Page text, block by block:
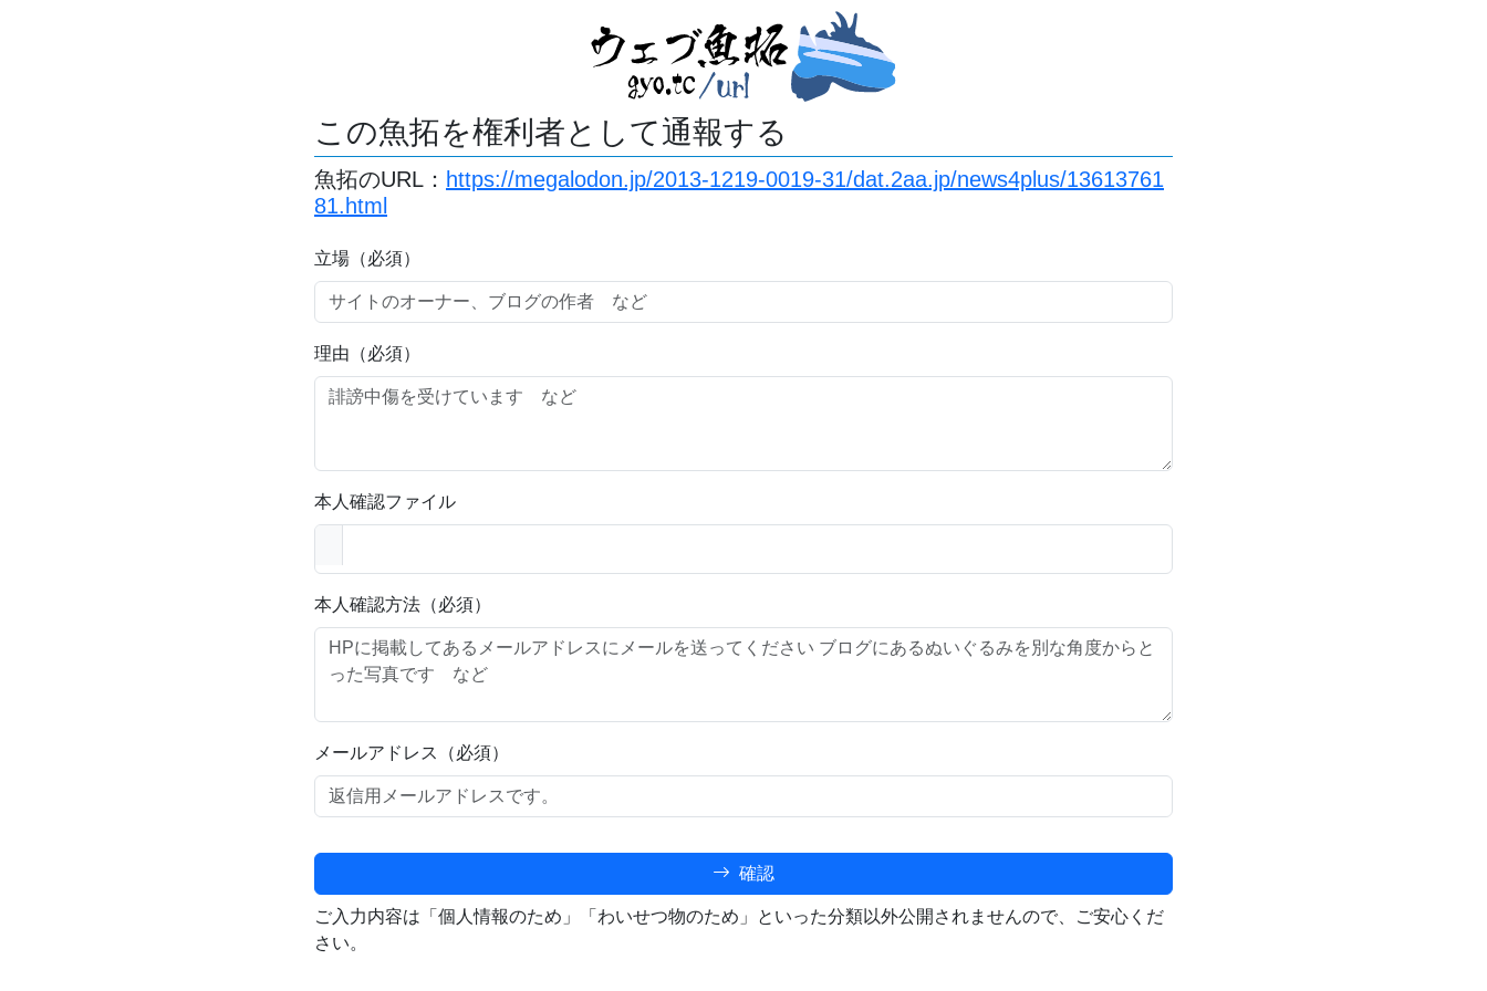
この魚拓を権利者として通報する
魚拓のURL： https://megalodon.jp/2013-1219-0019-31/dat.2aa.jp/news4plus/13613761
81.html
立場（必須）
理由（必須）
本人確認ファイル
本人確認方法（必須）
メールアドレス（必須）
確認
ご入力内容は「個人情報のため」「わいせつ物のため」といった分類以外公開されませんので、ご安心くだ
さい。